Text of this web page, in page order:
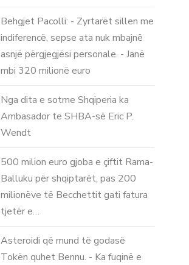
Behgjet Pacolli: - Zyrtarët sillen me
indiferencë, sepse ata nuk mbajnë
asnjë përgjegjësi personale. - Janë
mbi 320 milionë euro
Nga dita e sotme Shqiperia ka
Ambasador te SHBA-së Eric P.
Wendt
500 milion euro gjoba e çiftit Rama-
Balluku për shqiptarët, pas 200
milionëve të Becchettit gati fatura
tjetër e…
Asteroidi që mund të godasë
Tokën quhet Bennu. - Ka fuqinë e